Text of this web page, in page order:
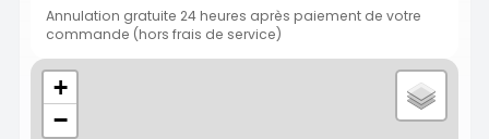
Annulation gratuite 24 heures après paiement de votre
commande (hors frais de service)
+
−